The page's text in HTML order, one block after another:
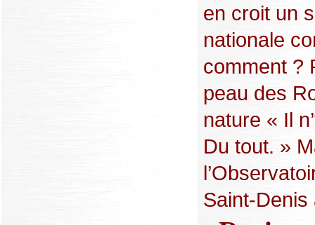
en croit un
nationale
comment ?
peau des
nature « Il
Du tout. »
Saint-